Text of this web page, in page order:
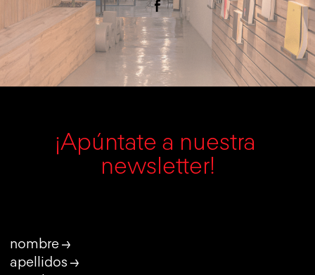
¡Apúntate a nuestra
newsletter!
nombre →
apellidos →